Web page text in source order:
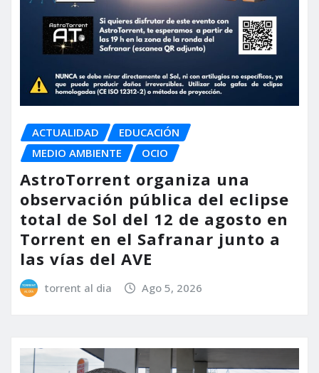
ACTUALIDAD
EDUCACIÓN
MEDIO AMBIENTE
OCIO
AstroTorrent organiza una
observación pública del eclipse
total de Sol del 12 de agosto en
Torrent en el Safranar junto a
las vías del AVE
torrent al dia Ago 5, 2026